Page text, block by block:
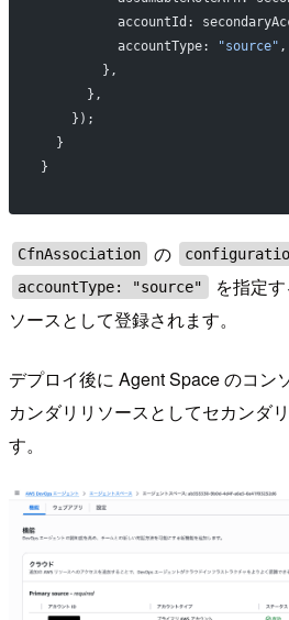
accountId:
          accountType:
"source" ,
        },
      },
    });
  }
}
CfnAssociation の
accountType: "source"
を指定
ソースとして登録されます。
デプロイ後に Agent Space のコン
カンダリリソースとしてセカンダ
す。